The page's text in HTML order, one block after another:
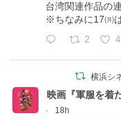
台湾関連作品の
※ちなみに17㈪
2 4
横浜シ
映画『軍服を着
·
18h